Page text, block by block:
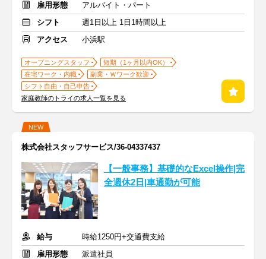
雇用形態
アルバイト・パート
シフト
週1日以上 1日1時間以上
アクセス
小浜駅
オープニングスタッフ
短期（1ヶ月以内OK）
在宅ワーク・内職
副業・Ｗワーク歓迎
シフト自由・自己申告
家庭教師のトライの求人一覧を見る
NEW
株式会社スタッフサービス/36-04337437
【一般事務】基礎的なExcel操作|完
全週休2日|車通勤が可能
給与
時給1250円+交通費支給
雇用形態
派遣社員